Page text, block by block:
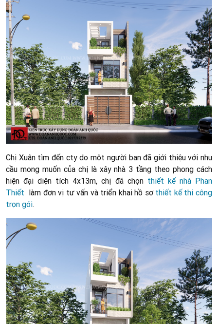
Chị Xuân tìm đến cty do một người bạn đã giới thiệu với nhu
cầu mong muốn của chị là xây nhà 3 tầng theo phong cách
hiện đại diện tích 4x13m, chị đã chọnthiết kế nhà Phan
Thiết làm đơn vị tư vấn và triển khai hồ sơ thiết kế thi công
trọn gói.